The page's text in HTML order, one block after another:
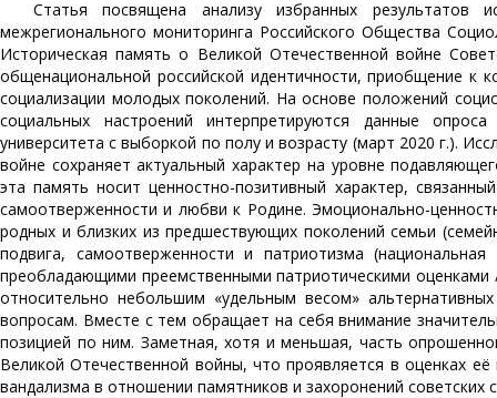
Статья посвящена анализу избранных результатов
межрегионального мониторинга Российского Общества
Историческая память о Великой Отечественной войне
общенациональной российской идентичности, приобщение к
социализации молодых поколений. На основе положений
социальных настроений интерпретируются данные
университета с выборкой по полу и возрасту (март 2020 г.).
войне сохраняет актуальный характер на уровне
эта память носит ценностно-позитивный характер,
самоотверженности и любви к Родине. Эмоционально-
родных и близких из предшествующих поколений семьи
подвига, самоотверженности и патриотизма
преобладающими преемственными патриотическими
относительно небольшим «удельным весом»
вопросам. Вместе с тем обращает на себя внимание
позицией по ним. Заметная, хотя и меньшая, часть
Великой Отечественной войны, что проявляется в оценках
вандализма в отношении памятников и захоронений